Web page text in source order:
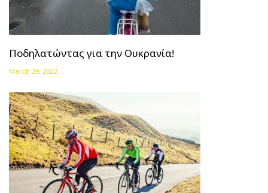
Ποδηλατώντας για την Ουκρανία!
March 29, 2022